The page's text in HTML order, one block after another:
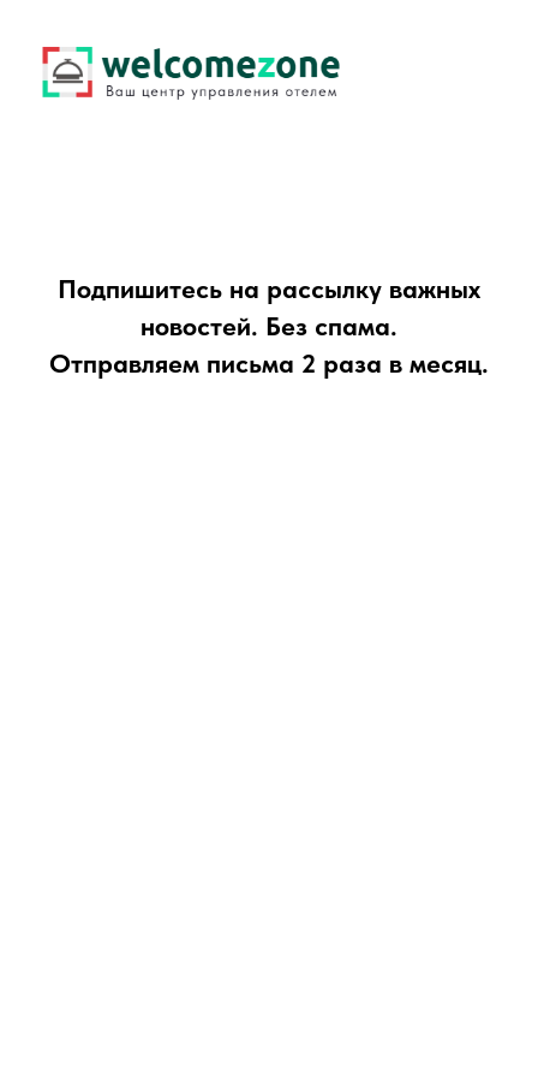
Подпишитесь на рассылку важных
новостей. Без спама.
Отправляем письма 2 раза в месяц.